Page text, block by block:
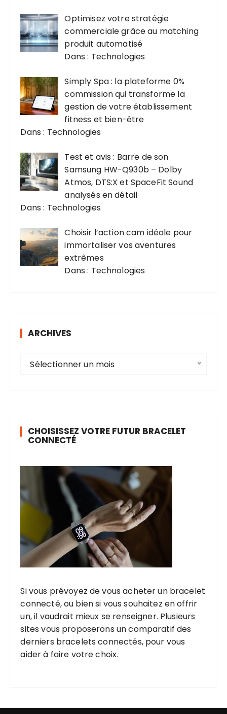
Optimisez votre stratégie
commerciale grâce au matching
produit automatisé
Dans : Technologies
Simply Spa : la plateforme 0%
commission qui transforme la
gestion de votre établissement
fitness et bien-être
Dans : Technologies
Test et avis : Barre de son
Samsung HW-Q930b – Dolby
Atmos, DTS:X et SpaceFit Sound
analysés en détail
Dans : Technologies
Choisir l’action cam idéale pour
immortaliser vos aventures
extrêmes
Dans : Technologies
ARCHIVES
e
Sélectionner un mois
CHOISISSEZ VOTRE FUTUR BRACELET
CONNECTÉ
Si vous prévoyez de vous acheter un bracelet
connecté, ou bien si vous souhaitez en offrir
un, il vaudrait mieux se renseigner. Plusieurs
sites vous proposerons un comparatif des
derniers bracelets connectés, pour vous
aider à faire votre choix.